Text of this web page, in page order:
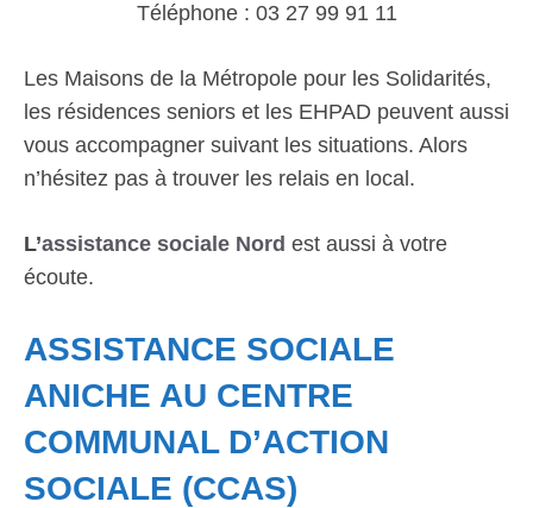
Téléphone : 03 27 99 91 11
Les Maisons de la Métropole pour les Solidarités,
les résidences seniors et les EHPAD peuvent aussi
vous accompagner suivant les situations. Alors
n’hésitez pas à trouver les relais en local.
L’assistance sociale Nord est aussi à votre
écoute.
ASSISTANCE SOCIALE
ANICHE AU CENTRE
COMMUNAL D’ACTION
SOCIALE (CCAS)